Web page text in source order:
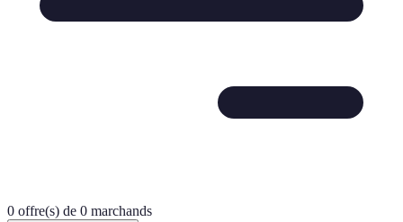
0 offre(s) de 0 marchands